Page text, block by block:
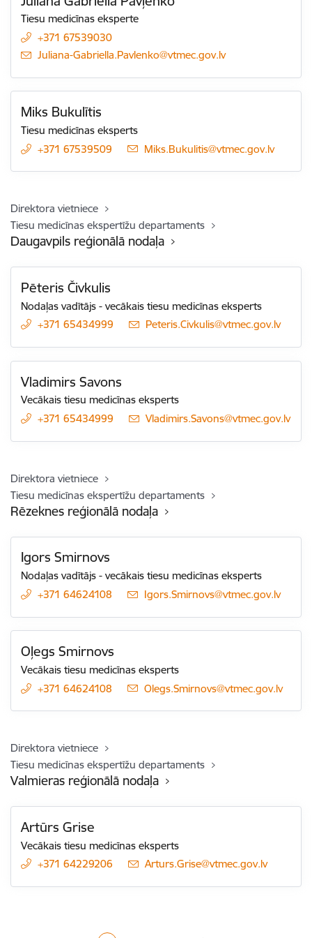
Tiesu medicīnas eksperte
+371 67539030
E-pasts:
Juliana-Gabriella.Pavlenko@vtmec.gov.lv
Miks Bukulītis
Tiesu medicīnas eksperts
+371 67539509
E-pasts:
Miks.Bukulitis@vtmec.gov.lv
Direktora vietniece
Tiesu medicīnas ekspertīžu departaments
Daugavpils reģionālā nodaļa
Pēteris Čivkulis
Nodaļas vadītājs - vecākais tiesu medicīnas eksperts
+371 65434999
E-pasts:
Peteris.Civkulis@vtmec.gov.lv
Vladimirs Savons
Vecākais tiesu medicīnas eksperts
+371 65434999
E-pasts:
Vladimirs.Savons@vtmec.gov.lv
Direktora vietniece
Tiesu medicīnas ekspertīžu departaments
Rēzeknes reģionālā nodaļa
Igors Smirnovs
Nodaļas vadītājs - vecākais tiesu medicīnas eksperts
+371 64624108
E-pasts:
Igors.Smirnovs@vtmec.gov.lv
Oļegs Smirnovs
Vecākais tiesu medicīnas eksperts
+371 64624108
E-pasts:
Olegs.Smirnovs@vtmec.gov.lv
Direktora vietniece
Tiesu medicīnas ekspertīžu departaments
Valmieras reģionālā nodaļa
Artūrs Grise
Vecākais tiesu medicīnas eksperts
+371 64229206
E-pasts:
Arturs.Grise@vtmec.gov.lv